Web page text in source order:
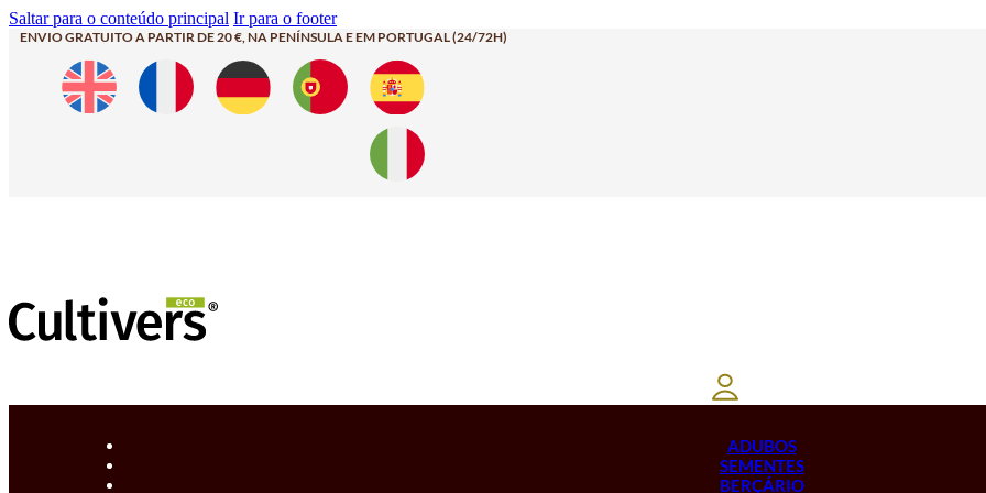
Saltar para o conteúdo principal Ir para o footer
ENVIO GRATUITO A PARTIR DE 20 €, NA PENÍNSULA E EM PORTUGAL (24/72H)
ADUBOS
SEMENTES
BERÇÁRIO